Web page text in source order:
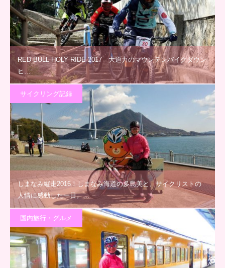
RED BULL HOLY RIDE 2017 大迫力のマウンテンバイクダウン
ヒ…
サイクリング記録
しまなみ縦走2016！しまなみ海道の多島美と、サイクリストの
人情に感動した一日。…
国内旅行・グルメ